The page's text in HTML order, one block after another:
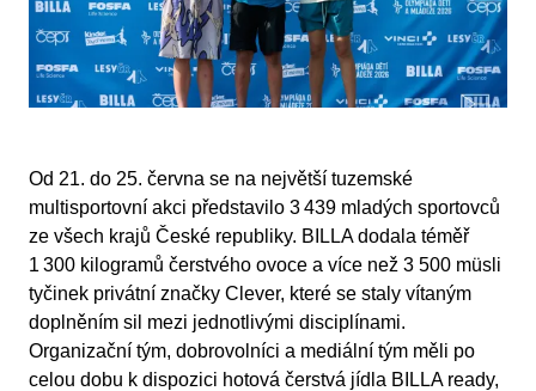
Od 21. do 25. června se na největší tuzemské
multisportovní akci představilo 3 439 mladých sportovců
ze všech krajů České republiky. BILLA dodala téměř
1 300 kilogramů čerstvého ovoce a více než 3 500 müsli
tyčinek privátní značky Clever, které se staly vítaným
doplněním sil mezi jednotlivými disciplínami.
Organizační tým, dobrovolníci a mediální tým měli po
celou dobu k dispozici hotová čerstvá jídla BILLA ready,